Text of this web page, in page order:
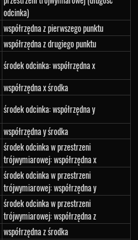
odcinka)
współrzędna z pierwszego punktu
współrzędna z drugiego punktu
środek odcinka: współrzędna x
współrzędna x środka
środek odcinka: współrzędna y
współrzędna y środka
środek odcinka w przestrzeni
trójwymiarowej: współrzędna x
środek odcinka w przestrzeni
trójwymiarowej: współrzędna y
środek odcinka w przestrzeni
trójwymiarowej: współrzędna z
współrzędna z środka